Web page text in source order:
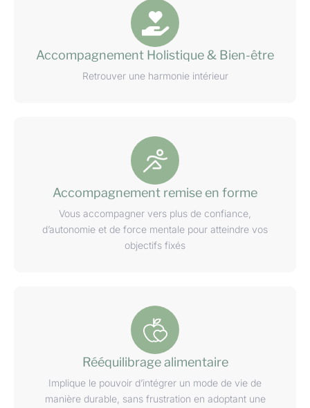
Accompagnement Holistique & Bien-être
Retrouver une harmonie intérieur
Accompagnement remise en forme
Vous accompagner vers plus de confiance,
d’autonomie et de force mentale pour atteindre vos
objectifs fixés
Rééquilibrage alimentaire
Implique le pouvoir d’intégrer un mode de vie de
manière durable, sans frustration en adoptant une